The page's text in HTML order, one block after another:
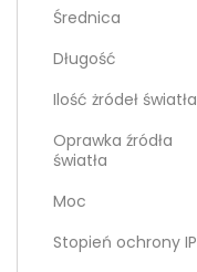
Średnica
Długość
Ilość żródeł światła
Oprawka źródła
światła
Moc
Stopień ochrony IP